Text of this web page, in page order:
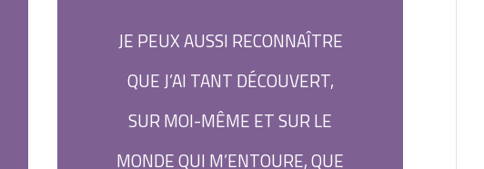
JE PEUX AUSSI RECONNAÎTRE
QUE J’AI TANT DÉCOUVERT,
SUR MOI-MÊME ET SUR LE
MONDE QUI M’ENTOURE, QUE